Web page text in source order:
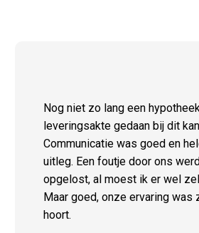
Nog niet zo lang een
leveringsakte gedaan bij dit
Communicatie was goed en
uitleg. Een foutje door ons
opgelost, al moest ik er wel
Maar goed, onze ervaring was
hoort.